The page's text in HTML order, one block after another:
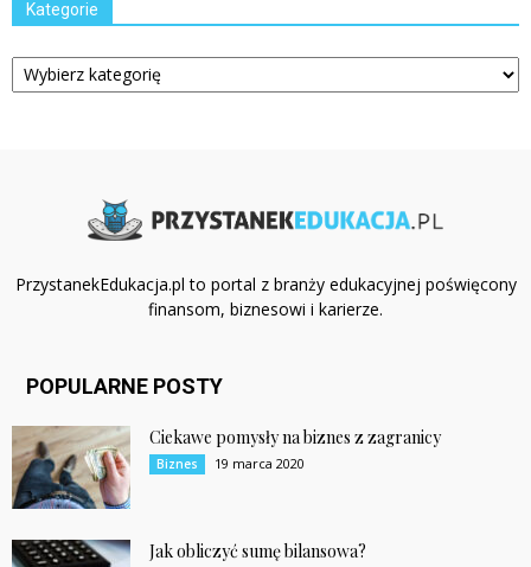
Kategorie
Kategorie
PrzystanekEdukacja.pl to portal z branży edukacyjnej poświęcony
finansom, biznesowi i karierze.
POPULARNE POSTY
Ciekawe pomysły na biznes z zagranicy
Biznes 19 marca 2020
Jak obliczyć sumę bilansowa?